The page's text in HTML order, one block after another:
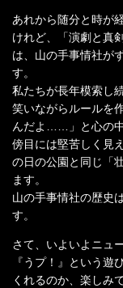
あれから随分と時が
けれど、「演劇と真
は、山の手事情社が
す。
私たちが長年模索し
笑いながらルールを
んだよ……」と心の中
傍目には堅苦しく見
の日の公園と同じ「
ます。
山の手事情社の歴史
す。
さて、いよいよニュ
『うプ！』という遊
くれるのか、楽しみ